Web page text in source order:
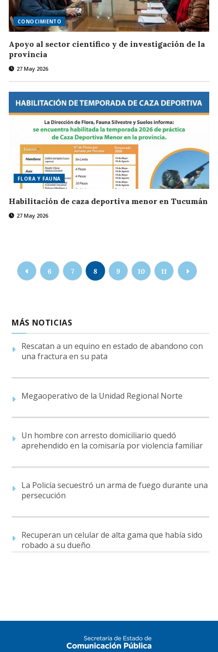
CONOCIMIENTO
Apoyo al sector científico y de investigación de la
provincia
27 May 2026
FLORA Y FAUNA
Habilitación de caza deportiva menor en Tucumán
27 May 2026
6 7 8 9 10 11
MÁS NOTICIAS
Rescatan a un equino en estado de abandono con
una fractura en su pata
Megaoperativo de la Unidad Regional Norte
Un hombre con arresto domiciliario quedó
aprehendido en la comisaría por violencia familiar
La Policía secuestró un arma de fuego durante una
persecución
Recuperan un celular de alta gama que había sido
robado a su dueño